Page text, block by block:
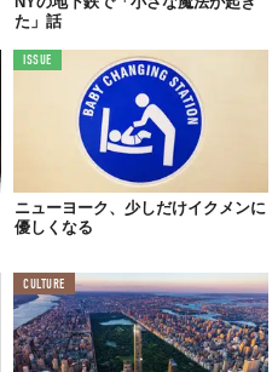
た」話
ISSUE
ニューヨーク、少しだけイクメンに
優しくなる
CULTURE